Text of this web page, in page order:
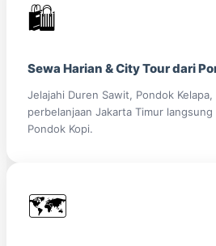
🛍️
Sewa Harian & City Tour dari
Jelajahi Duren Sawit, Pondok
perbelanjaan Jakarta Timur
Pondok Kopi.
🗺️